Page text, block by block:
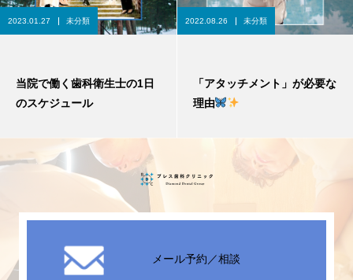
2023.01.27 未分類
当院で働く歯科衛生士の1日
のスケジュール
2022.08.26 未分類
「アタッチメント」が必要な
理由
メール予約／相談